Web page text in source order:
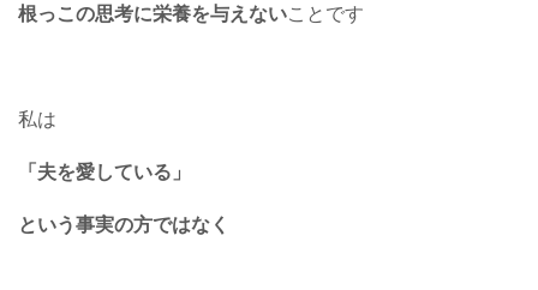
根っこの思考に栄養を与えないことです
私は
「夫を愛している」
という事実の方ではなく